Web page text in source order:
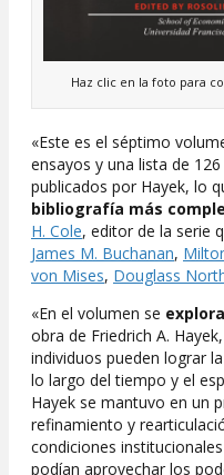
Haz clic en la foto para
«Este es el séptimo
ensayos y una lista de
publicados por Hayek, lo
bibliografía más
H. Cole, editor de la serie
James M. Buchanan,
von Mises, Douglass
«En el volumen se explora
obra de Friedrich A.
individuos pueden lograr
lo largo del tiempo y el
Hayek se mantuvo en un
refinamiento y
condiciones
podían aprovechar los